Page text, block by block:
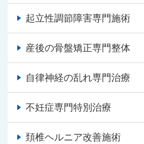
起立性調節障害専門施術
産後の骨盤矯正専門整体
自律神経の乱れ専門治療
不妊症専門特別治療
頚椎ヘルニア改善施術